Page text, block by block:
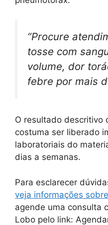
“Procure
tosse com
volume, dor
febre por mais
O resultado descritivo
costuma ser liberado
laboratoriais do
dias a semanas.
Para esclarecer
veja informações
agende uma consulta
Lobo pelo link: